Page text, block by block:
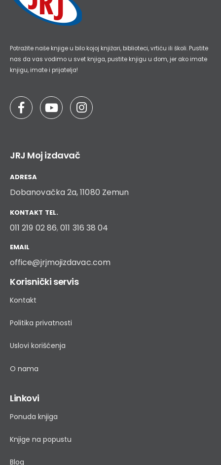
Potražite naše knjige u bilo kojoj knjižari, biblioteci, vrtiću ili školi. Pustite
nas da vas vodimo u svet knjiga, pustite knjigu u dom, jer ako imate
knjigu, imate i prijatelja!
JRJ Moj izdavač
ADRESA
Dobanovačka 2a, 11080 Zemun
KONTAKT TEL.
011 219 02 86,011 316 38 04
EMAIL
office@jrjmojizdavac.com
Korisnički servis
Kontakt
Politika privatnosti
Uslovi korišćenja
O nama
Linkovi
Ponuda knjiga
Knjige na popustu
Blog